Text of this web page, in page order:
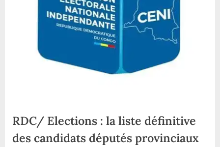
RDC/ Elections : la liste définitive
des candidats députés provinciaux